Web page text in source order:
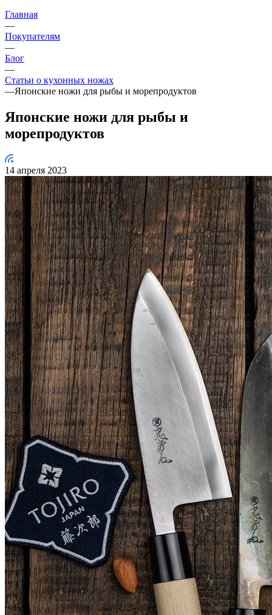
Главная
—
Покупателям
—
Блог
—
Статьи о кухонных ножах
—Японские ножи для рыбы и морепродуктов
Японские ножи для рыбы и
морепродуктов
14 апреля 2023